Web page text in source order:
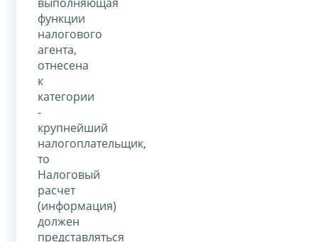
функции
налогового
агента,
отнесена
к
категории
-
крупнейший
налогоплательщик,
то
Налоговый
расчет
(информация)
должен
представляться